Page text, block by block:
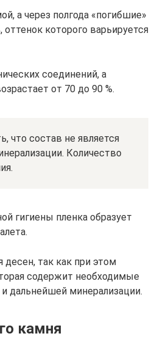
а через полгода «погибшие»
которого варьируется
соединений, а
от 70 до 90 %.
что состав не является
Количество
гигиены пленка образует
так как при этом
содержит необходимые
дальнейшей минерализации.
камня